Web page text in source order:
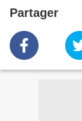
Partager